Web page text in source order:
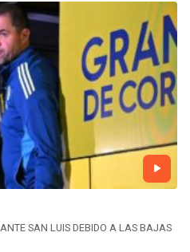
SAN LUIS DEBIDO A LAS BAJAS